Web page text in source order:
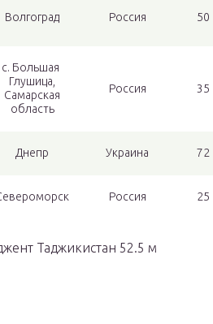
Волгоград Россия 50
с. Большая
Глушица,
Самарская
область
Россия 35
Днепр Украина 72
Россия 25
Таджикистан 52.5 м